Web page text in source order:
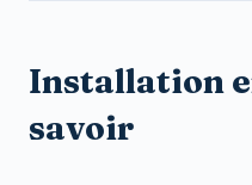
Installation
savoir